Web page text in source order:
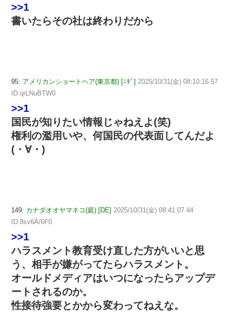
>>1
書いたらその社は終わりだから
95: アメリカンショートヘア(東京都) [ﾆﾀﾞ] 2025/10/31(金) 08:10:16.57
ID:qrLNuBTW0
>>1
国民が知りたい情報じゃねえよ(⁠笑)
権利の濫用いや、何国民の代表面してんだよ
(⁠・⁠∀⁠・⁠)
149: カナダオオヤマネコ(庭) [DE] 2025/10/31(金) 08:41:07.44
ID:8sv6A/6F0
>>1
ハラスメント教育受け直した方がいいと思
う、相手が嫌がってたらハラスメント。
オールドメディアはいつになったらアップデ
ートされるのか。
性接待強要とかから変わってねえな。